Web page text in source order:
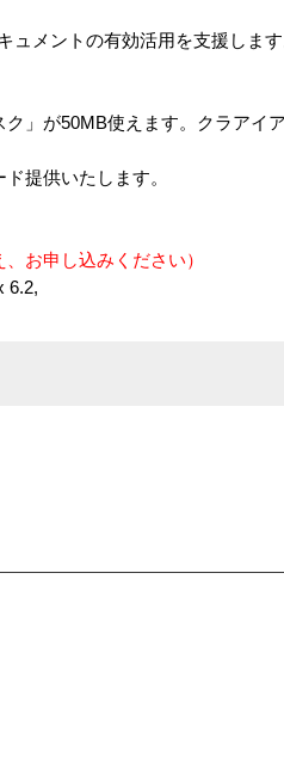
メントの有効活用を支援します
」が50MB使えます。クラアイ
提供いたします。
お申し込みください）
6.2,